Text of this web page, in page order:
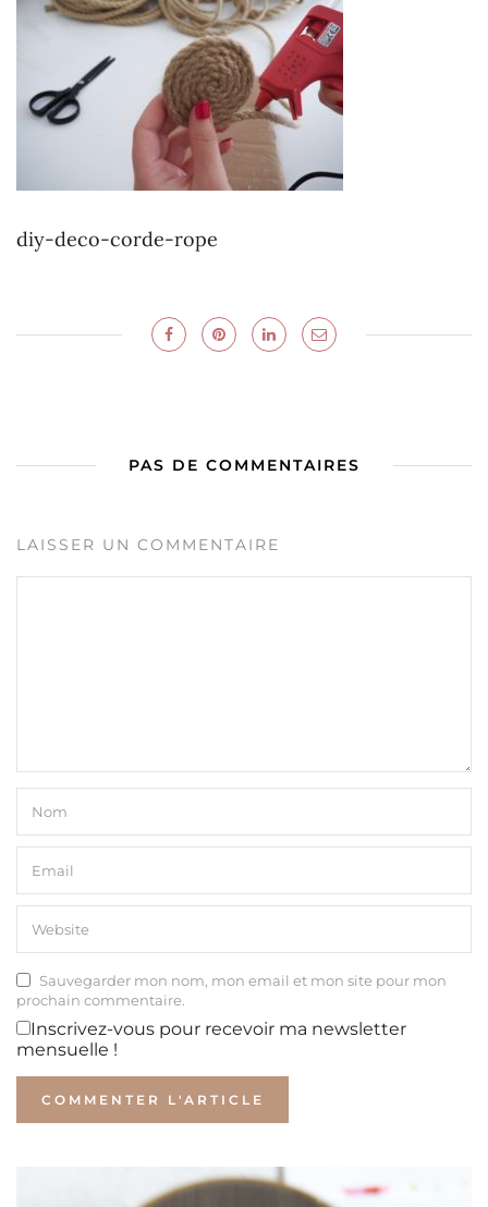
diy-deco-corde-rope
PAS DE COMMENTAIRES
LAISSER UN COMMENTAIRE
Sauvegarder mon nom, mon email et mon site pour mon
prochain commentaire.
Inscrivez-vous pour recevoir ma newsletter
mensuelle !